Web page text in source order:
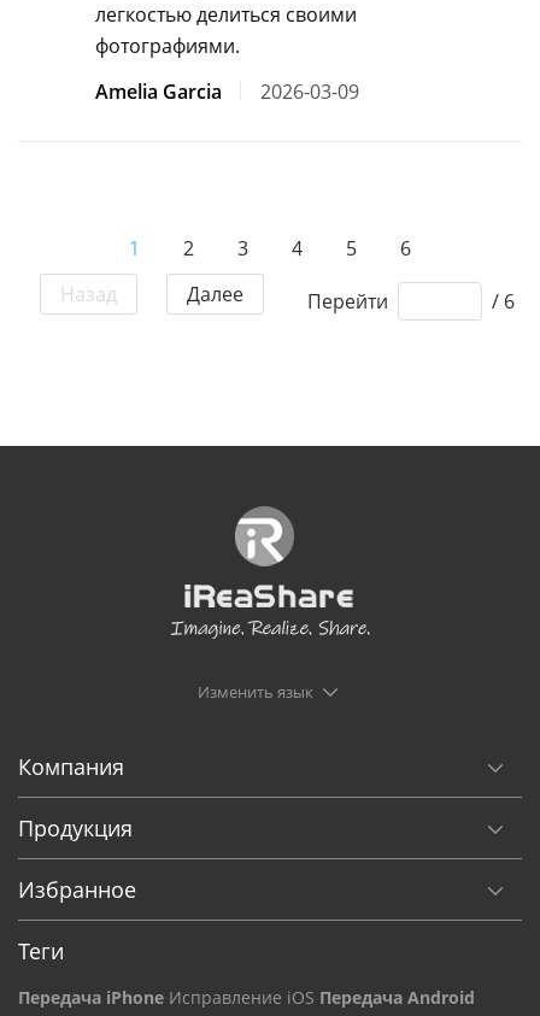
легкостью делиться своими
фотографиями.
Amelia Garcia
2026-03-09
Назад
1 2 3 4 5
6
Далее
Перейти / 6
Изменить язык
Компания
Продукция
Избранное
Теги
Передача iPhone Исправление iOS Передача Android